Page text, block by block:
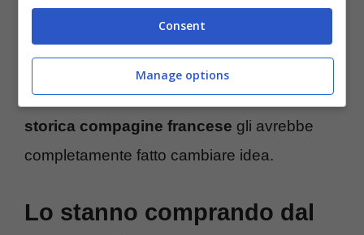
periodo di tensione,Fode Ballo-Tourési
sarebbe finalmente deciso ad
andare via dal
. Il terzino senegalese ha imputato per
parecchio i piedi, ma l’interesse di una
storica compagine francese gli avrebbe
completamente fatto cambiare idea.
Lo stanno comprando dal
Consent
Manage options